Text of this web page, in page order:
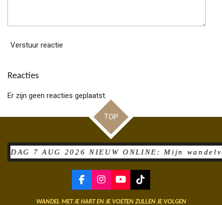
Verstuur reactie
Reacties
Er zijn geen reacties geplaatst.
TOP
7 AUG 2026 NIEUW ONLINE: Mijn
F
a
c
I
n
s
Y
o
u
T
i
k
WANDEL MET JE HART EN JE VOETEN ZULLEN JE VOLGEN